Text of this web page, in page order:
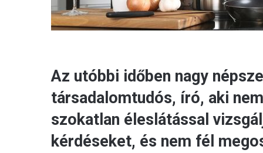
Az utóbbi időben nagy
társadalomtudós, író, aki
szokatlan éleslátással
kérdéseket, és nem fél